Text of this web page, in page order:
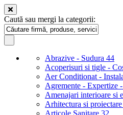
Caută sau mergi la categorii:
Abrazive - Sudura 44
Acoperisuri si tigle -
Aer Conditionat -
Agremente - Expertize
Amenajari interioare si
Arhitectura si proiectare
Articole Sanitare 32